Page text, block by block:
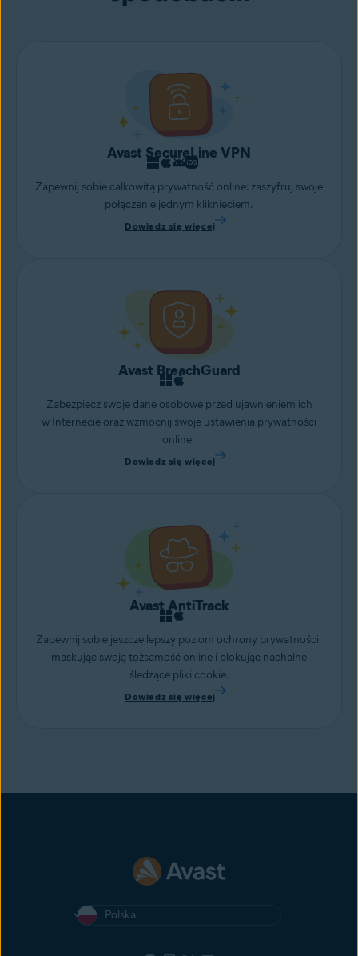
Avast SecureLine VPN
Zapewnij sobie całkowitą prywatność online: zaszyfruj swoje
połączenie jednym kliknięciem.
Dowiedz się więcej
Avast BreachGuard
Zabezpiecz swoje dane osobowe przed ujawnieniem ich
w Internecie oraz wzmocnij swoje ustawienia prywatności
online.
Dowiedz się więcej
Avast AntiTrack
Zapewnij sobie jeszcze lepszy poziom ochrony prywatności,
maskując swoją tożsamość online i blokując nachalne
śledzące pliki cookie.
Dowiedz się więcej
Polska